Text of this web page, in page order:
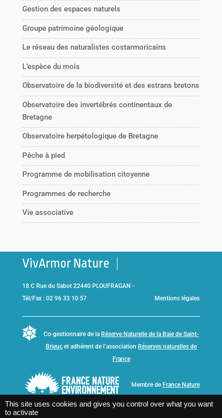
Gestion des espaces naturels
Groupe patrimoine géologique
Le réseau des naturalistes costarmoricains
L’espèce du mois
Observatoire de la biodiversité et des estrans bretons
Observatoire des invertébrés continentaux de
Bretagne
Observatoire herpétologique de Bretagne
Pêche à pied
Programme de mobilisation citoyenne
Programmes de recherche
Vie associative
VivArmor Nature
18 C Rue du Sabot 22440 PLOUFRAGAN -
Tél/Fax : 02 96 33 10 57
Mentions légales
Co-gestionnaire de la Réserve Naturelle de la Baie de Saint-
Brieuc et adhérent de l’association Réserves naturelles de
France
Membre de France Nature
This site uses cookies and gives you control over what you want
to activate